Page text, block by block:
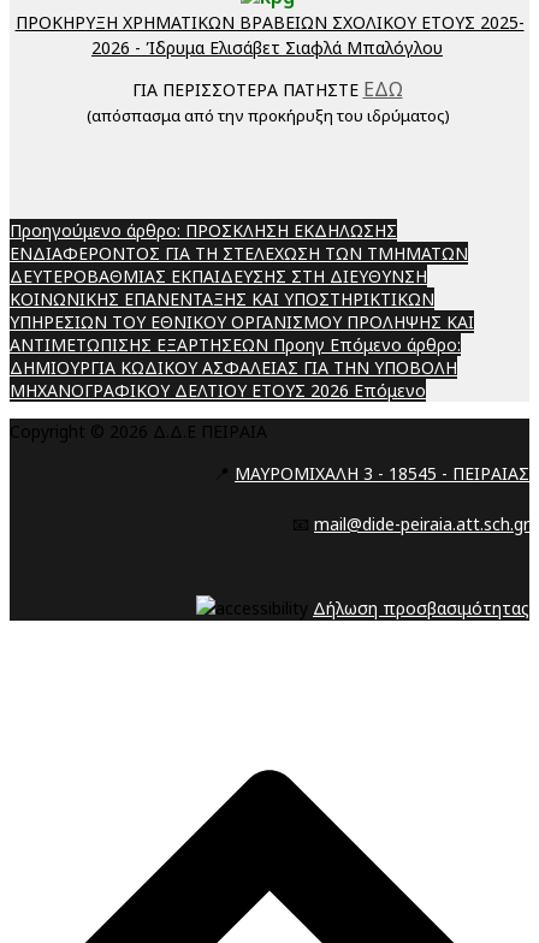
ΠΡΟΚΗΡΥΞΗ ΧΡΗΜΑΤΙΚΩΝ ΒΡΑΒΕΙΩΝ ΣΧΟΛΙΚΟΥ ΕΤΟΥΣ 2025-
2026 - Ίδρυμα Ελισάβετ Σιαφλά Μπαλόγλου
ΓΙΑ ΠΕΡΙΣΣΟΤΕΡΑ ΠΑΤΗΣΤΕ ΕΔΩ
(απόσπασμα από την προκήρυξη του ιδρύματος)
Προηγούμενο άρθρο: ΠΡΟΣΚΛΗΣΗ ΕΚΔΗΛΩΣΗΣ
ΕΝΔΙΑΦΕΡΟΝΤΟΣ ΓΙΑ ΤΗ ΣΤΕΛΕΧΩΣΗ ΤΩΝ ΤΜΗΜΑΤΩΝ
ΔΕΥΤΕΡΟΒΑΘΜΙΑΣ ΕΚΠΑΙΔΕΥΣΗΣ ΣΤΗ ΔΙΕΥΘΥΝΣΗ
ΚΟΙΝΩΝΙΚΗΣ ΕΠΑΝΕΝΤΑΞΗΣ ΚΑΙ ΥΠΟΣΤΗΡΙΚΤΙΚΩΝ
ΥΠΗΡΕΣΙΩΝ ΤΟΥ ΕΘΝΙΚΟΥ ΟΡΓΑΝΙΣΜΟΥ ΠΡΟΛΗΨΗΣ ΚΑΙ
ΑΝΤΙΜΕΤΩΠΙΣΗΣ ΕΞΑΡΤΗΣΕΩΝ Προηγ Επόμενο άρθρο:
ΔΗΜΙΟΥΡΓΙΑ ΚΩΔΙΚΟΥ ΑΣΦΑΛΕΙΑΣ ΓΙΑ ΤΗΝ ΥΠΟΒΟΛΗ
ΜΗΧΑΝΟΓΡΑΦΙΚΟΥ ΔΕΛΤΙΟΥ ΕΤΟΥΣ 2026 Επόμενο
Copyright © 2026 Δ.Δ.Ε ΠΕΙΡΑΙΑ
📍 ΜΑΥΡΟΜΙΧΑΛΗ 3 - 18545 - ΠΕΙΡΑΙΑΣ
📧 mail@dide-peiraia.att.sch.gr
Δήλωση προσβασιμότητας